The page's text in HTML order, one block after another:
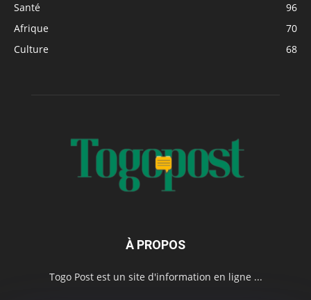
Santé
96
Afrique
70
Culture
68
À PROPOS
Togo Post est un site d'information en ligne ...